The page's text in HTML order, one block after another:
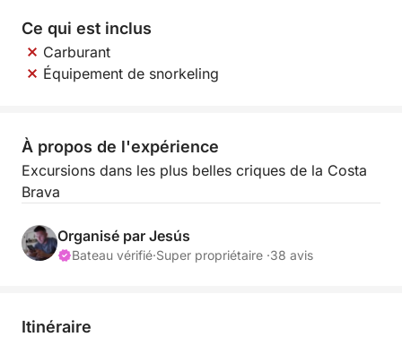
Ce qui est inclus
Carburant
Équipement de snorkeling
À propos de l'expérience
Excursions dans les plus belles criques de la Costa
Brava
Organisé par Jesús
Bateau vérifié·Super propriétaire ·38 avis
Itinéraire